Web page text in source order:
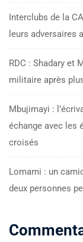
Interclubs de la
leurs adversaires
RDC : Shadary et
militaire après
Mbujimayi :
échange avec les
croisés
Lomami : un
deux personnes